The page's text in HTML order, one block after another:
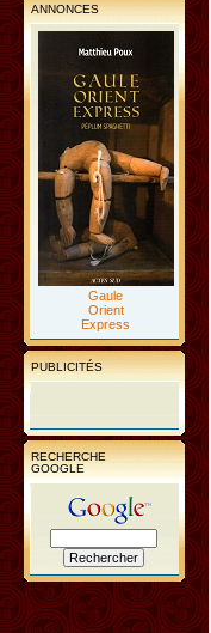
ANNONCES
Gaule
Orient
Express
PUBLICITÉS
RECHERCHE
GOOGLE